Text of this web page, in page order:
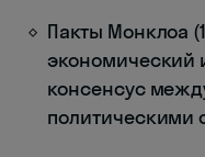
Пакты Монклоа
экономический
консенсус
политическими